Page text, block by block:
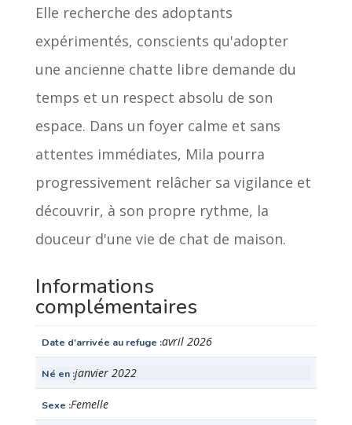
Elle recherche des adoptants
expérimentés, conscients qu'adopter
une ancienne chatte libre demande du
temps et un respect absolu de son
espace. Dans un foyer calme et sans
attentes immédiates, Mila pourra
progressivement relâcher sa vigilance et
découvrir, à son propre rythme, la
douceur d'une vie de chat de maison.
Informations
complémentaires
Date d'arrivée au refuge avril 2026
Né en janvier 2022
Sexe Femelle